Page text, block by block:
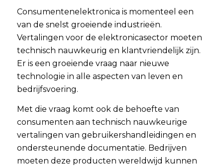
Consumentenelektronica is momenteel een
van de snelst groeiende industrieën.
Vertalingen voor de elektronicasector moeten
technisch nauwkeurig en klantvriendelijk zijn.
Er is een groeiende vraag naar nieuwe
technologie in alle aspecten van leven en
bedrijfsvoering.
Met die vraag komt ook de behoefte van
consumenten aan technisch nauwkeurige
vertalingen van gebruikershandleidingen en
ondersteunende documentatie. Bedrijven
moeten deze producten wereldwijd kunnen